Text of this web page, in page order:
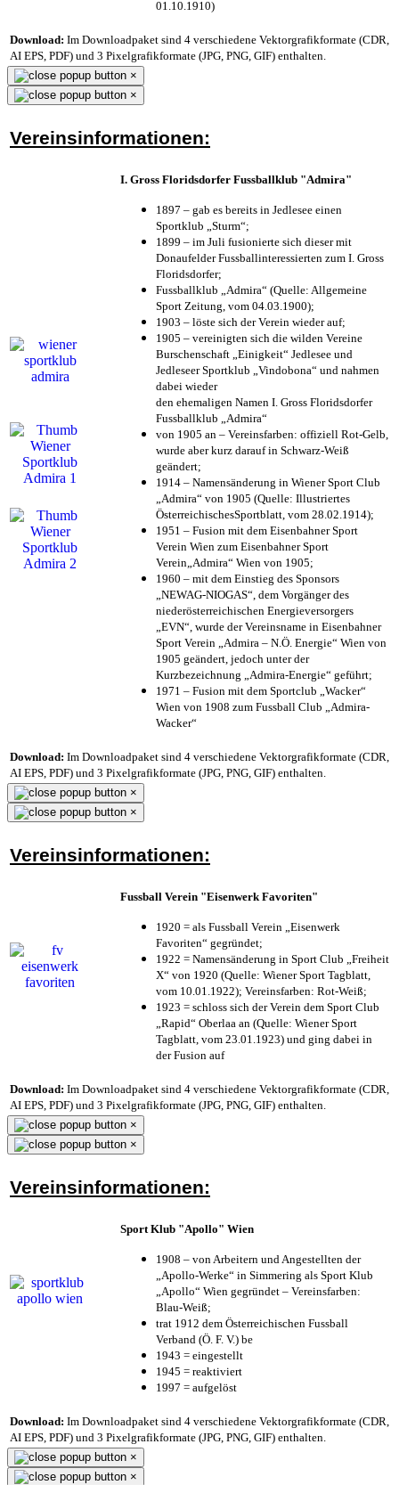
01.10.1910)
Download: Im Downloadpaket sind 4 verschiedene Vektorgrafikformate (CDR,
AI EPS, PDF) und 3 Pixelgrafikformate (JPG, PNG, GIF) enthalten.
×
×
Vereinsinformationen:
I. Gross Floridsdorfer Fussballklub "Admira"
1897 – gab es bereits in Jedlesee einen
Sportklub „Sturm“;
1899 – im Juli fusionierte sich dieser mit
Donaufelder Fussballinteressierten zum I. Gross
Floridsdorfer;
Fussballklub „Admira“ (Quelle: Allgemeine
Sport Zeitung, vom 04.03.1900);
1903 – löste sich der Verein wieder auf;
1905 – vereinigten sich die wilden Vereine
Burschenschaft „Einigkeit“ Jedlesee und
Jedleseer Sportklub „Vindobona“ und nahmen
dabei wieder
den ehemaligen Namen I. Gross Floridsdorfer
Fussballklub „Admira“
von 1905 an – Vereinsfarben: offiziell Rot-Gelb,
wurde aber kurz darauf in Schwarz-Weiß
geändert;
1914 – Namensänderung in Wiener Sport Club
„Admira“ von 1905 (Quelle: Illustriertes
ÖsterreichischesSportblatt, vom 28.02.1914);
1951 – Fusion mit dem Eisenbahner Sport
Verein Wien zum Eisenbahner Sport
Verein„Admira“ Wien von 1905;
1960 – mit dem Einstieg des Sponsors
„NEWAG-NIOGAS“, dem Vorgänger des
niederösterreichischen Energieversorgers
„EVN“, wurde der Vereinsname in Eisenbahner
Sport Verein „Admira – N.Ö. Energie“ Wien von
1905 geändert, jedoch unter der
Kurzbezeichnung „Admira-Energie“ geführt;
1971 – Fusion mit dem Sportclub „Wacker“
Wien von 1908 zum Fussball Club „Admira-
Wacker“
Download: Im Downloadpaket sind 4 verschiedene Vektorgrafikformate (CDR,
AI EPS, PDF) und 3 Pixelgrafikformate (JPG, PNG, GIF) enthalten.
×
×
Vereinsinformationen:
Fussball Verein "Eisenwerk Favoriten"
1920 = als Fussball Verein „Eisenwerk
Favoriten“ gegründet;
1922 = Namensänderung in Sport Club „Freiheit
X“ von 1920 (Quelle: Wiener Sport Tagblatt,
vom 10.01.1922); Vereinsfarben: Rot-Weiß;
1923 = schloss sich der Verein dem Sport Club
„Rapid“ Oberlaa an (Quelle: Wiener Sport
Tagblatt, vom 23.01.1923) und ging dabei in
der Fusion auf
Download: Im Downloadpaket sind 4 verschiedene Vektorgrafikformate (CDR,
AI EPS, PDF) und 3 Pixelgrafikformate (JPG, PNG, GIF) enthalten.
×
×
Vereinsinformationen:
Sport Klub "Apollo" Wien
1908 – von Arbeitern und Angestellten der
„Apollo-Werke“ in Simmering als Sport Klub
„Apollo“ Wien gegründet – Vereinsfarben:
Blau-Weiß;
trat 1912 dem Österreichischen Fussball
Verband (Ö. F. V.) be
1943 = eingestellt
1945 = reaktiviert
1997 = aufgelöst
Download: Im Downloadpaket sind 4 verschiedene Vektorgrafikformate (CDR,
AI EPS, PDF) und 3 Pixelgrafikformate (JPG, PNG, GIF) enthalten.
×
×